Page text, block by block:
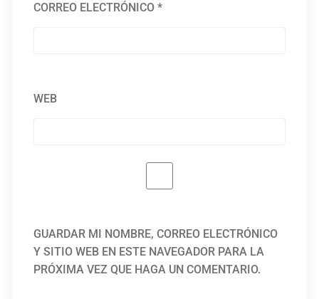
CORREO ELECTRÓNICO*
WEB
GUARDAR MI NOMBRE, CORREO ELECTRÓNICO
Y SITIO WEB EN ESTE NAVEGADOR PARA LA
PRÓXIMA VEZ QUE HAGA UN COMENTARIO.